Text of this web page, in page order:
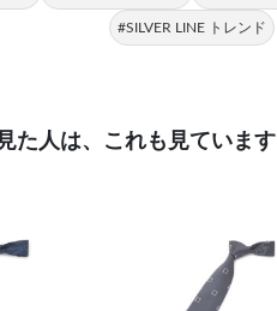
#SILVER LINE トレンド
た人は、これも見ています